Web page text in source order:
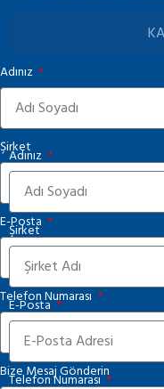
Adınız
Şirket
E-Posta
Telefon Numarası
Bize Mesaj Gönderin
Adınız
Şirket
E-Posta
Telefon Numarası